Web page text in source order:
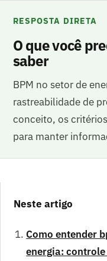
RESPOSTA DIRETA
O que você
saber
BPM no setor de
rastreabilidade de
conceito, os
para manter
Neste artigo
Como entender
energia: